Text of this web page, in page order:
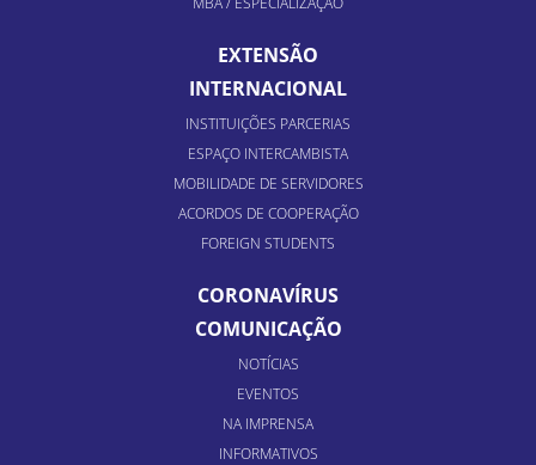
EXTENSÃO
INTERNACIONAL
INSTITUIÇÕES PARCERIAS
ESPAÇO INTERCAMBISTA
MOBILIDADE DE SERVIDORES
ACORDOS DE COOPERAÇÃO
FOREIGN STUDENTS
CORONAVÍRUS
COMUNICAÇÃO
NOTÍCIAS
EVENTOS
NA IMPRENSA
INFORMATIVOS